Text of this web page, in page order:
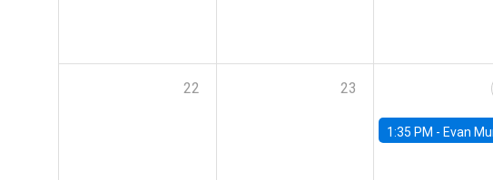
22 23
1:35 PM - Evan Munro, Neyman Visiting Assistant Professor in the Department of